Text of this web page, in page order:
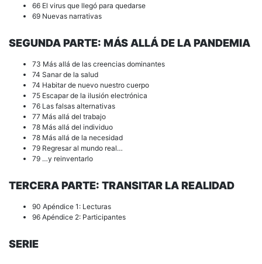
66 El virus que llegó para quedarse
69 Nuevas narrativas
SEGUNDA PARTE: MÁS ALLÁ DE LA PANDEMIA
73 Más allá de las creencias dominantes
74 Sanar de la salud
74 Habitar de nuevo nuestro cuerpo
75 Escapar de la ilusión electrónica
76 Las falsas alternativas
77 Más allá del trabajo
78 Más allá del individuo
78 Más allá de la necesidad
79 Regresar al mundo real…
79 …y reinventarlo
TERCERA PARTE: TRANSITAR LA REALIDAD
90 Apéndice 1: Lecturas
96 Apéndice 2: Participantes
SERIE